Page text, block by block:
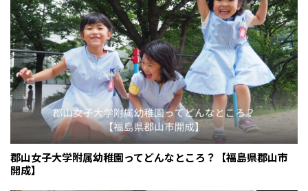
郡山女子大学附属幼稚園ってどんなところ？【福島県郡山市
開成】